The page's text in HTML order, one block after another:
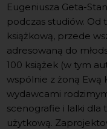
Eugeniusza Geta-
podczas studiów. Od
książkową, przede
adresowaną do
100 książek (w tym
wspólnie z żoną Ewą
wydawcami
scenografie i lalki dla
użytkową.